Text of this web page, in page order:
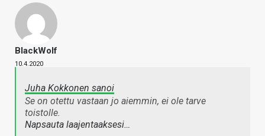
BlackWolf
10.4.2020
Juha Kokkonen sanoi
Se on otettu vastaan jo aiemmin, ei ole tarve
toistolle.
Napsauta laajentaaksesi…